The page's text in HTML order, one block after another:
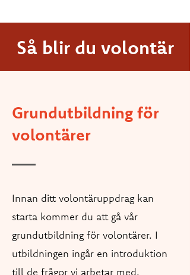
Så blir du volontär
Grundutbildning för
volontärer
Innan ditt volontäruppdrag kan
starta kommer du att gå vår
grundutbildning för volontärer. I
utbildningen ingår en introduktion
till de frågor vi arbetar med,